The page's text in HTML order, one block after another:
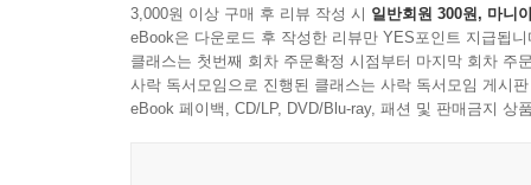
3,000원 이상 구매 후 리뷰 작성 시 일반회원 300원, 마니
eBook은 다운로드 후 작성한 리뷰만 YES포인트 지급됩니
클래스는 첫번째 회차 주문확정 시점부터 마지막 회차 주
사락 독서모임으로 진행된 클래스는 사락 독서모임 게시
eBook 페이백, CD/LP, DVD/Blu-ray, 패션 및 판매금지 상